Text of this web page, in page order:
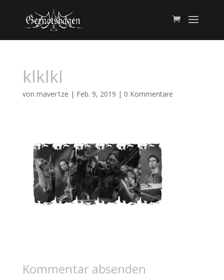
klklkl
von maver1ze | Feb. 9, 2019 | 0 Kommentare
Kommentar absenden